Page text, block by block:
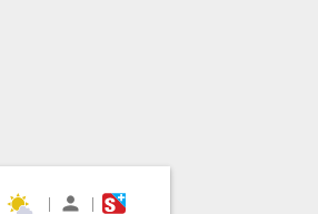
| |